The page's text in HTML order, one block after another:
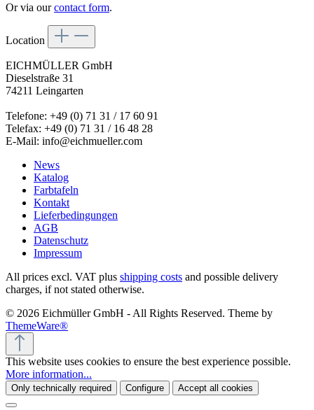
Or via ourcontact form.
Location
EICHMÜLLER GmbH
Dieselstraße 31
74211 Leingarten
Telefone: +49 (0) 71 31 / 17 60 91
Telefax: +49 (0) 71 31 / 16 48 28
E-Mail: info@eichmueller.com
News
Katalog
Farbtafeln
Kontakt
Lieferbedingungen
AGB
Datenschutz
Impressum
All prices excl. VAT plus shipping costs and possible delivery
charges, if not stated otherwise.
© 2026 Eichmüller GmbH - All Rights Reserved. Theme by
ThemeWare®
This website uses cookies to ensure the best experience possible.
More information...
Only technically required Configure Accept all cookies